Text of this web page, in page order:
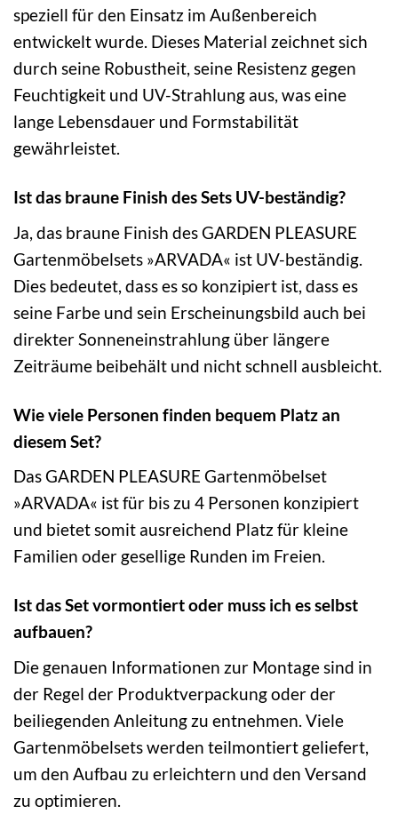
speziell für den Einsatz im Außenbereich
entwickelt wurde. Dieses Material zeichnet sich
durch seine Robustheit, seine Resistenz gegen
Feuchtigkeit und UV-Strahlung aus, was eine
lange Lebensdauer und Formstabilität
gewährleistet.
Ist das braune Finish des Sets UV-beständig?
Ja, das braune Finish des GARDEN PLEASURE
Gartenmöbelsets »ARVADA« ist UV-beständig.
Dies bedeutet, dass es so konzipiert ist, dass es
seine Farbe und sein Erscheinungsbild auch bei
direkter Sonneneinstrahlung über längere
Zeiträume beibehält und nicht schnell ausbleicht.
Wie viele Personen finden bequem Platz an
diesem Set?
Das GARDEN PLEASURE Gartenmöbelset
»ARVADA« ist für bis zu 4 Personen konzipiert
und bietet somit ausreichend Platz für kleine
Familien oder gesellige Runden im Freien.
Ist das Set vormontiert oder muss ich es selbst
aufbauen?
Die genauen Informationen zur Montage sind in
der Regel der Produktverpackung oder der
beiliegenden Anleitung zu entnehmen. Viele
Gartenmöbelsets werden teilmontiert geliefert,
um den Aufbau zu erleichtern und den Versand
zu optimieren.